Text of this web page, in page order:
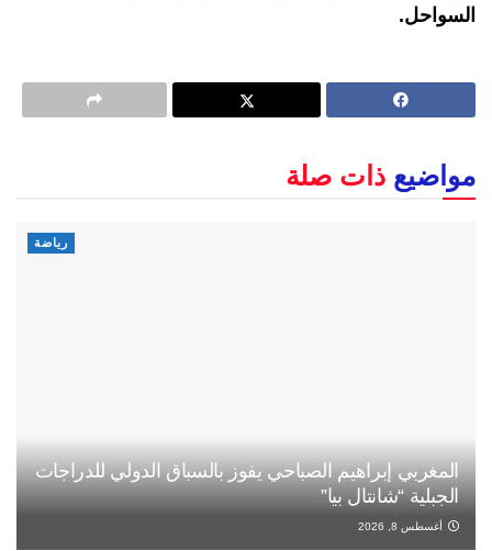
السواحل.
مواضيع ذات صلة
رياضة
المغربي إبراهيم الصباحي يفوز بالسباق الدولي للدراجات
الجبلية “شانتال بيا”
أغسطس 8, 2026